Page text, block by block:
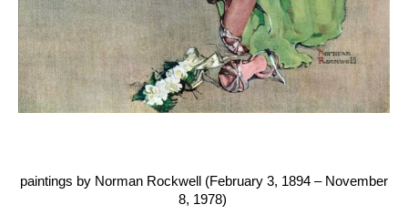
paintings by Norman Rockwell (February 3, 1894 – November
8, 1978)